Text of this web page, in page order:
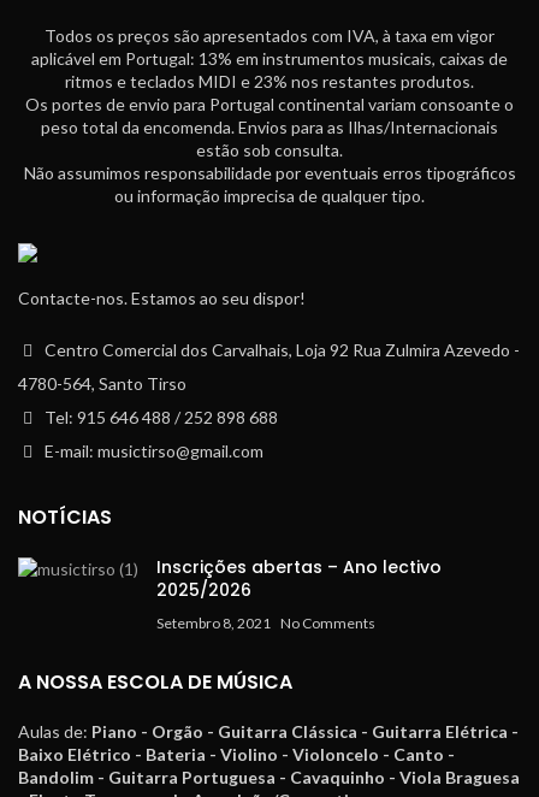
Todos os preços são apresentados com IVA, à taxa em vigor
aplicável em Portugal: 13% em instrumentos musicais, caixas de
ritmos e teclados MIDI e 23% nos restantes produtos.
Os portes de envio para Portugal continental variam consoante o
peso total da encomenda. Envios para as Ilhas/Internacionais
estão sob consulta.
Não assumimos responsabilidade por eventuais erros tipográficos
ou informação imprecisa de qualquer tipo.
Contacte-nos. Estamos ao seu dispor!
Centro Comercial dos Carvalhais, Loja 92 Rua Zulmira Azevedo -
4780-564, Santo Tirso
Tel: 915 646 488 / 252 898 688
E-mail: musictirso@gmail.com
NOTÍCIAS
Inscrições abertas – Ano lectivo
2025/2026
Setembro 8, 2021 No Comments
A NOSSA ESCOLA DE MÚSICA
Aulas de: Piano - Orgão - Guitarra Clássica - Guitarra Elétrica -
Baixo Elétrico - Bateria - Violino - Violoncelo - Canto -
Bandolim - Guitarra Portuguesa - Cavaquinho - Viola Braguesa